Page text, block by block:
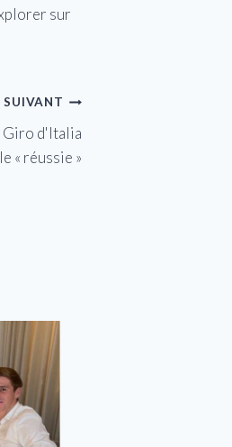
sur
SUIVANT
Giro d'Italia
« réussie »